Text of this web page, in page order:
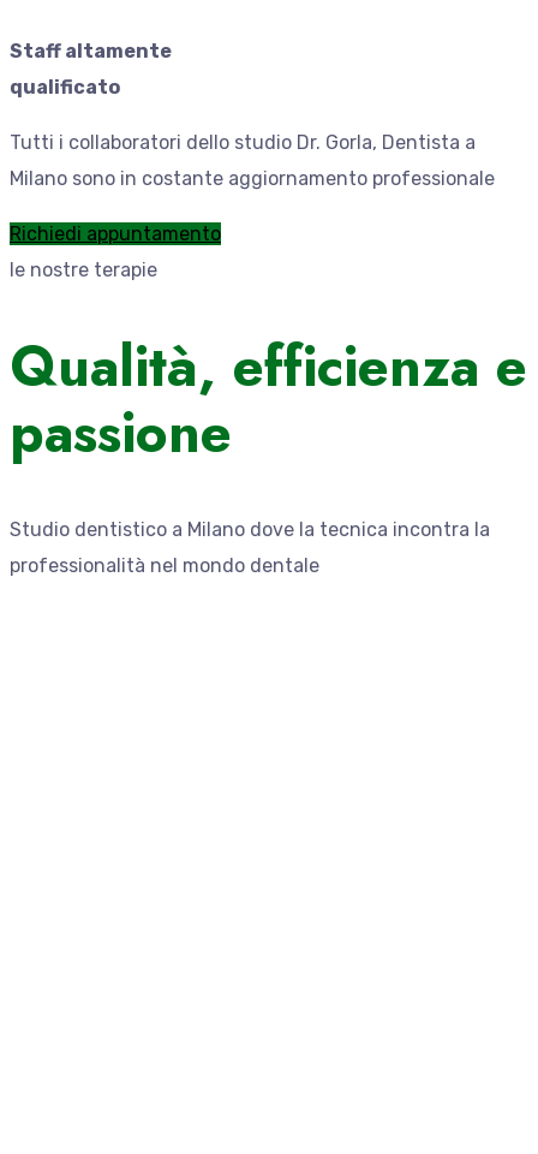
Staff altamente
qualificato
Tutti i collaboratori dello studio Dr. Gorla, Dentista a
Milano sono in costante aggiornamento professionale
Richiedi appuntamento
le nostre terapie
Qualità, efficienza e
passione
Studio dentistico a Milano dove la tecnica incontra la
professionalità nel mondo dentale